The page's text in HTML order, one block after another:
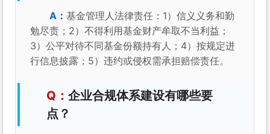
基金管理人法律责任：1）信义义务和勤
勉尽责；2）不得利用基金财产牟取不当利益；
3）公平对待不同基金份额持有人；4）按规定进
行信息披露；5）违约或侵权需承担赔偿责任。
企业合规体系建设有哪些要
点？